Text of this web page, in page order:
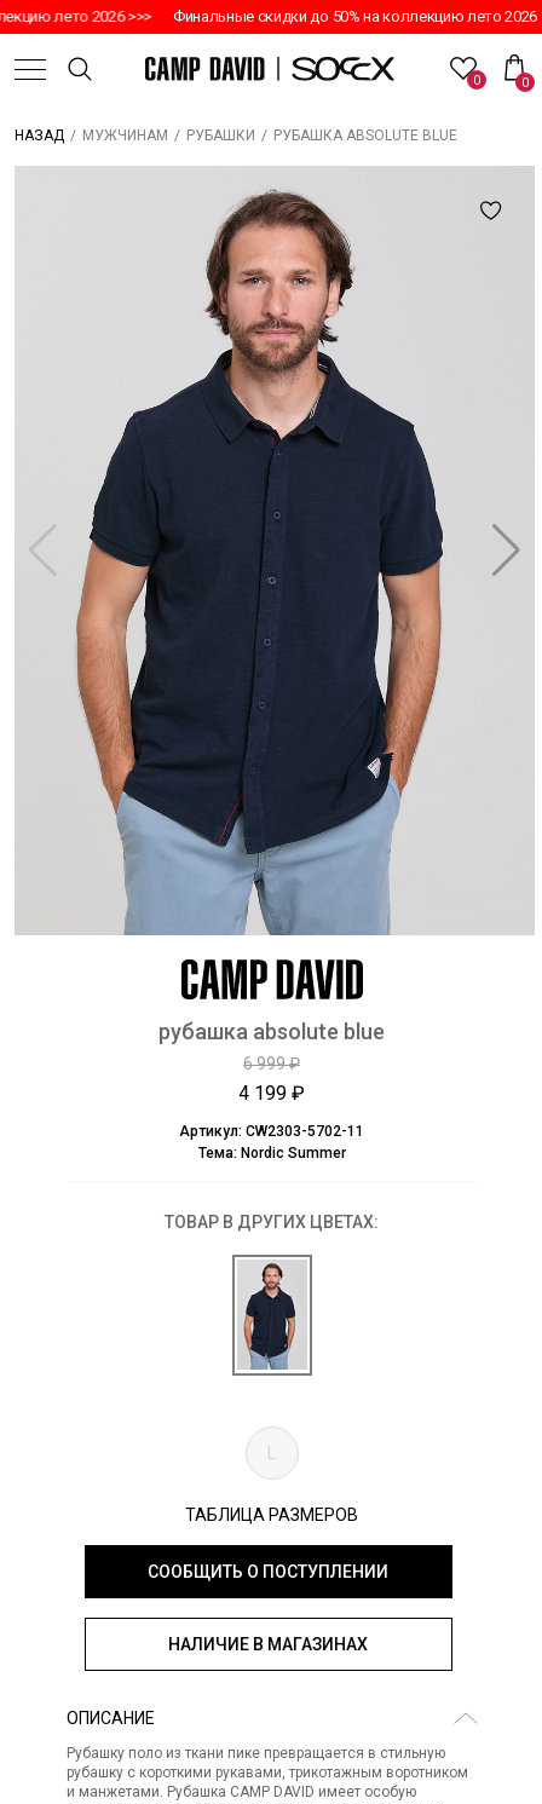
лето 2026 >>> Финальные скидки до 50% на коллекцию лето 2026
0 0
НАЗАД / МУЖЧИНАМ / РУБАШКИ / РУБАШКА ABSOLUTE BLUE
рубашка absolute blue
6 999 ₽
4 199 ₽
Артикул: CW2303-5702-11
Тема: Nordic Summer
ТОВАР В ДРУГИХ ЦВЕТАХ:
L
ТАБЛИЦА РАЗМЕРОВ
СООБЩИТЬ О ПОСТУПЛЕНИИ
НАЛИЧИЕ В МАГАЗИНАХ
ОПИСАНИЕ
Рубашку поло из ткани пике превращается в стильную
рубашку с короткими рукавами, трикотажным воротником
и манжетами. Рубашка CAMP DAVID имеет особую